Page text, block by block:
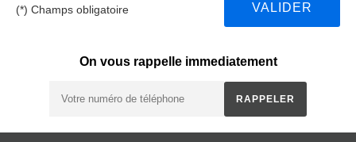
(*) Champs obligatoire
On vous rappelle immediatement